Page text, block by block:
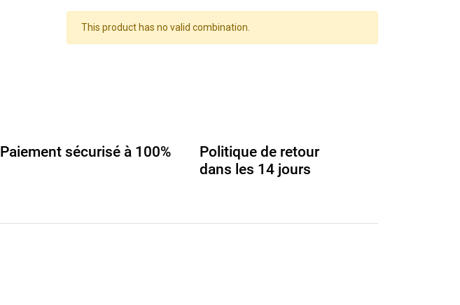
This product has no valid combination.
Paiement sécurisé à 100%
Politique de retour
dans les 14 jours